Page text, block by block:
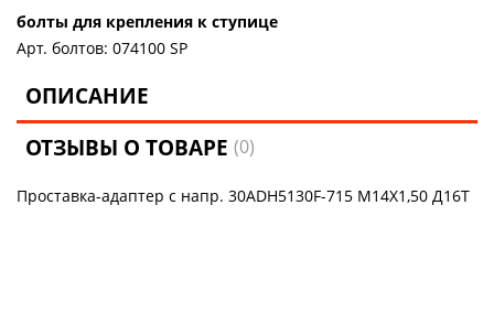
болты для крепления к ступице
Арт. болтов: 074100 SP
ОПИСАНИЕ
ОТЗЫВЫ О ТОВАРЕ(0)
Проставка-адаптер с напр. 30ADH5130F-715 М14Х1,50 Д16Т